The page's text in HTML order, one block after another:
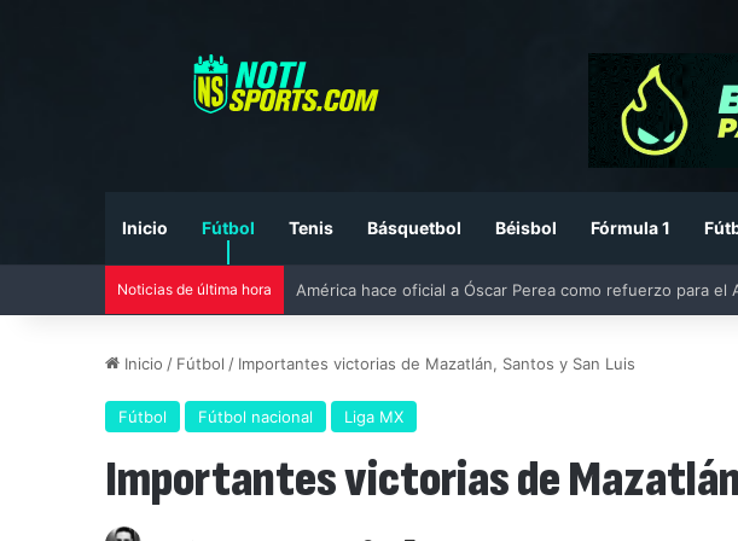
Inicio Fútbol Tenis Básquetbol Béisbol Fórmula 1
Noticias de última hora Liga MX vs MLS All-Star Game 2026: previa, fecha,
Inicio / Fútbol / Importantes victorias de Mazatlán, Santos y San Luis
Fútbol Fútbol nacional Liga MX
Importantes victorias de